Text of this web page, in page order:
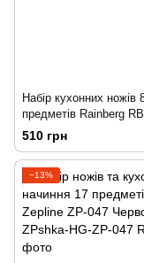
Набір кухонних ножів
предметів Rainberg
510 грн
−13%